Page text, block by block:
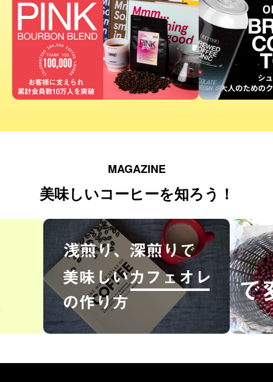
MAGAZINE
美味しいコーヒーを知ろう！